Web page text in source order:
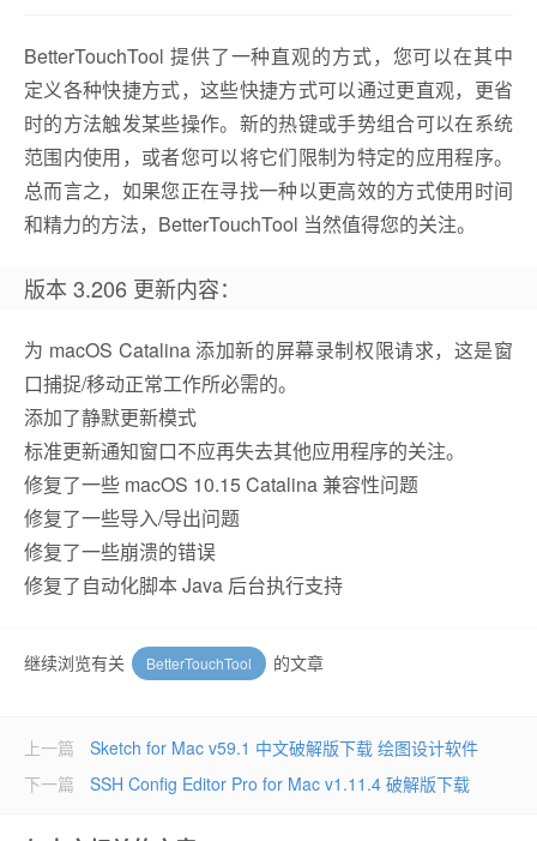
BetterTouchTool 提供了一种直观的方式，您可以在其中
定义各种快捷方式，这些快捷方式可以通过更直观，更省
时的方法触发某些操作。新的热键或手势组合可以在系统
范围内使用，或者您可以将它们限制为特定的应用程序。
总而言之，如果您正在寻找一种以更高效的方式使用时间
和精力的方法，BetterTouchTool 当然值得您的关注。
版本 3.206 更新内容：
为 macOS Catalina 添加新的屏幕录制权限请求，这是窗
口捕捉/移动正常工作所必需的。
添加了静默更新模式
标准更新通知窗口不应再失去其他应用程序的关注。
修复了一些 macOS 10.15 Catalina 兼容性问题
修复了一些导入/导出问题
修复了一些崩溃的错误
修复了自动化脚本 Java 后台执行支持
继续浏览有关 BetterTouchTool 的文章
上一篇
Sketch for Mac v59.1 中文破解版下载 绘图设计软件
SSH Config Editor Pro for Mac v1.11.4 破解版下载
下一篇